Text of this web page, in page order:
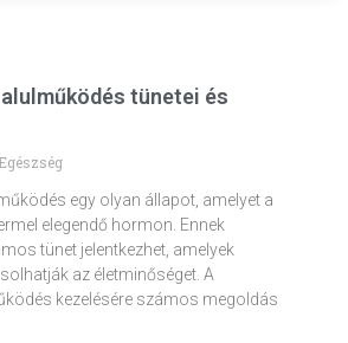
tünetei és
Egészség
egy olyan állapot, amelyet a
elegendő hormon. Ennek
tünet jelentkezhet, amelyek
az életminőséget. A
kezelésére számos megoldás